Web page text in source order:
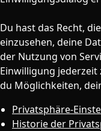
Du hast das Recht,
einzusehen, deine
der Nutzung von
Einwilligung
du Möglichkeiten,
Privatsphäre-
Historie der